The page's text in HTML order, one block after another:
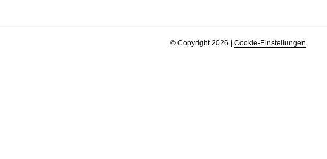
© Copyright 2026 Cookie-Einstellungen